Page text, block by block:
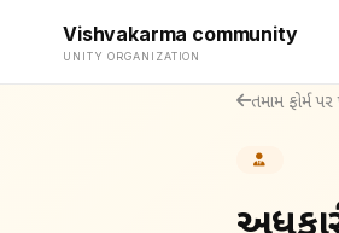
Vishvakarma community
UNITY ORGANIZATION
તમામ ફોર્મ